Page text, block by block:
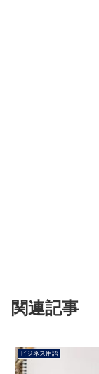
関連記事
ビジネス用語